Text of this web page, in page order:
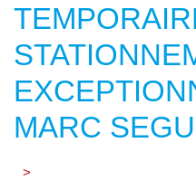
MARC
>